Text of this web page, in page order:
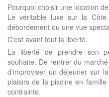
Pourquoi choisir une location
Le véritable luxe sur la
débordement ou une vue
C'est avant tout la liberté.
La liberté de prendre son
souhaite. De rentrer du
d'improviser un déjeuner sur
plaisirs de la piscine en
contrainte.